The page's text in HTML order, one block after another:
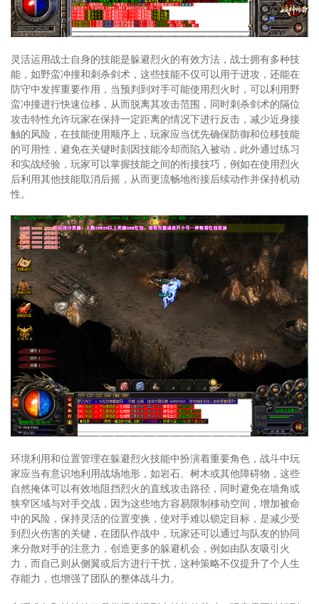
灵活运用战士自身的技能是躲避烈火的有效方法，战士拥有多种技
能，如野蛮冲撞和刺杀剑术，这些技能不仅可以用于进攻，还能在
防守中发挥重要作用，当预判到对手可能使用烈火时，可以利用野
蛮冲撞进行快速位移，从而脱离其攻击范围，同时刺杀剑术的隔位
攻击特性允许玩家在保持一定距离的情况下进行反击，减少近身接
触的风险，在技能使用顺序上，玩家应当优先确保防御和位移技能
的可用性，避免在关键时刻因技能冷却而陷入被动，此外通过练习
和实战经验，玩家可以掌握技能之间的衔接技巧，例如在使用烈火
后利用其他技能取消后摇，从而更流畅地衔接后续动作并保持机动
性。
环境利用和位置管理在躲避烈火技能中扮演着重要角色，战斗中玩
家应当有意识地利用战场地形，如岩石、树木或其他障碍物，这些
自然掩体可以有效地阻挡烈火的直线攻击路径，同时避免在墙角或
狭窄区域与对手交战，因为这些地方容易限制移动空间，增加被命
中的风险，保持灵活的位置变换，使对手难以锁定目标，是减少受
到烈火伤害的关键，在团队作战中，玩家还可以通过与队友的协同
来分散对手的注意力，创造更多的躲避机会，例如由队友吸引火
力，而自己则从侧翼或后方进行干扰，这种策略不仅提升了个人生
存能力，也增强了团队的整体战斗力。